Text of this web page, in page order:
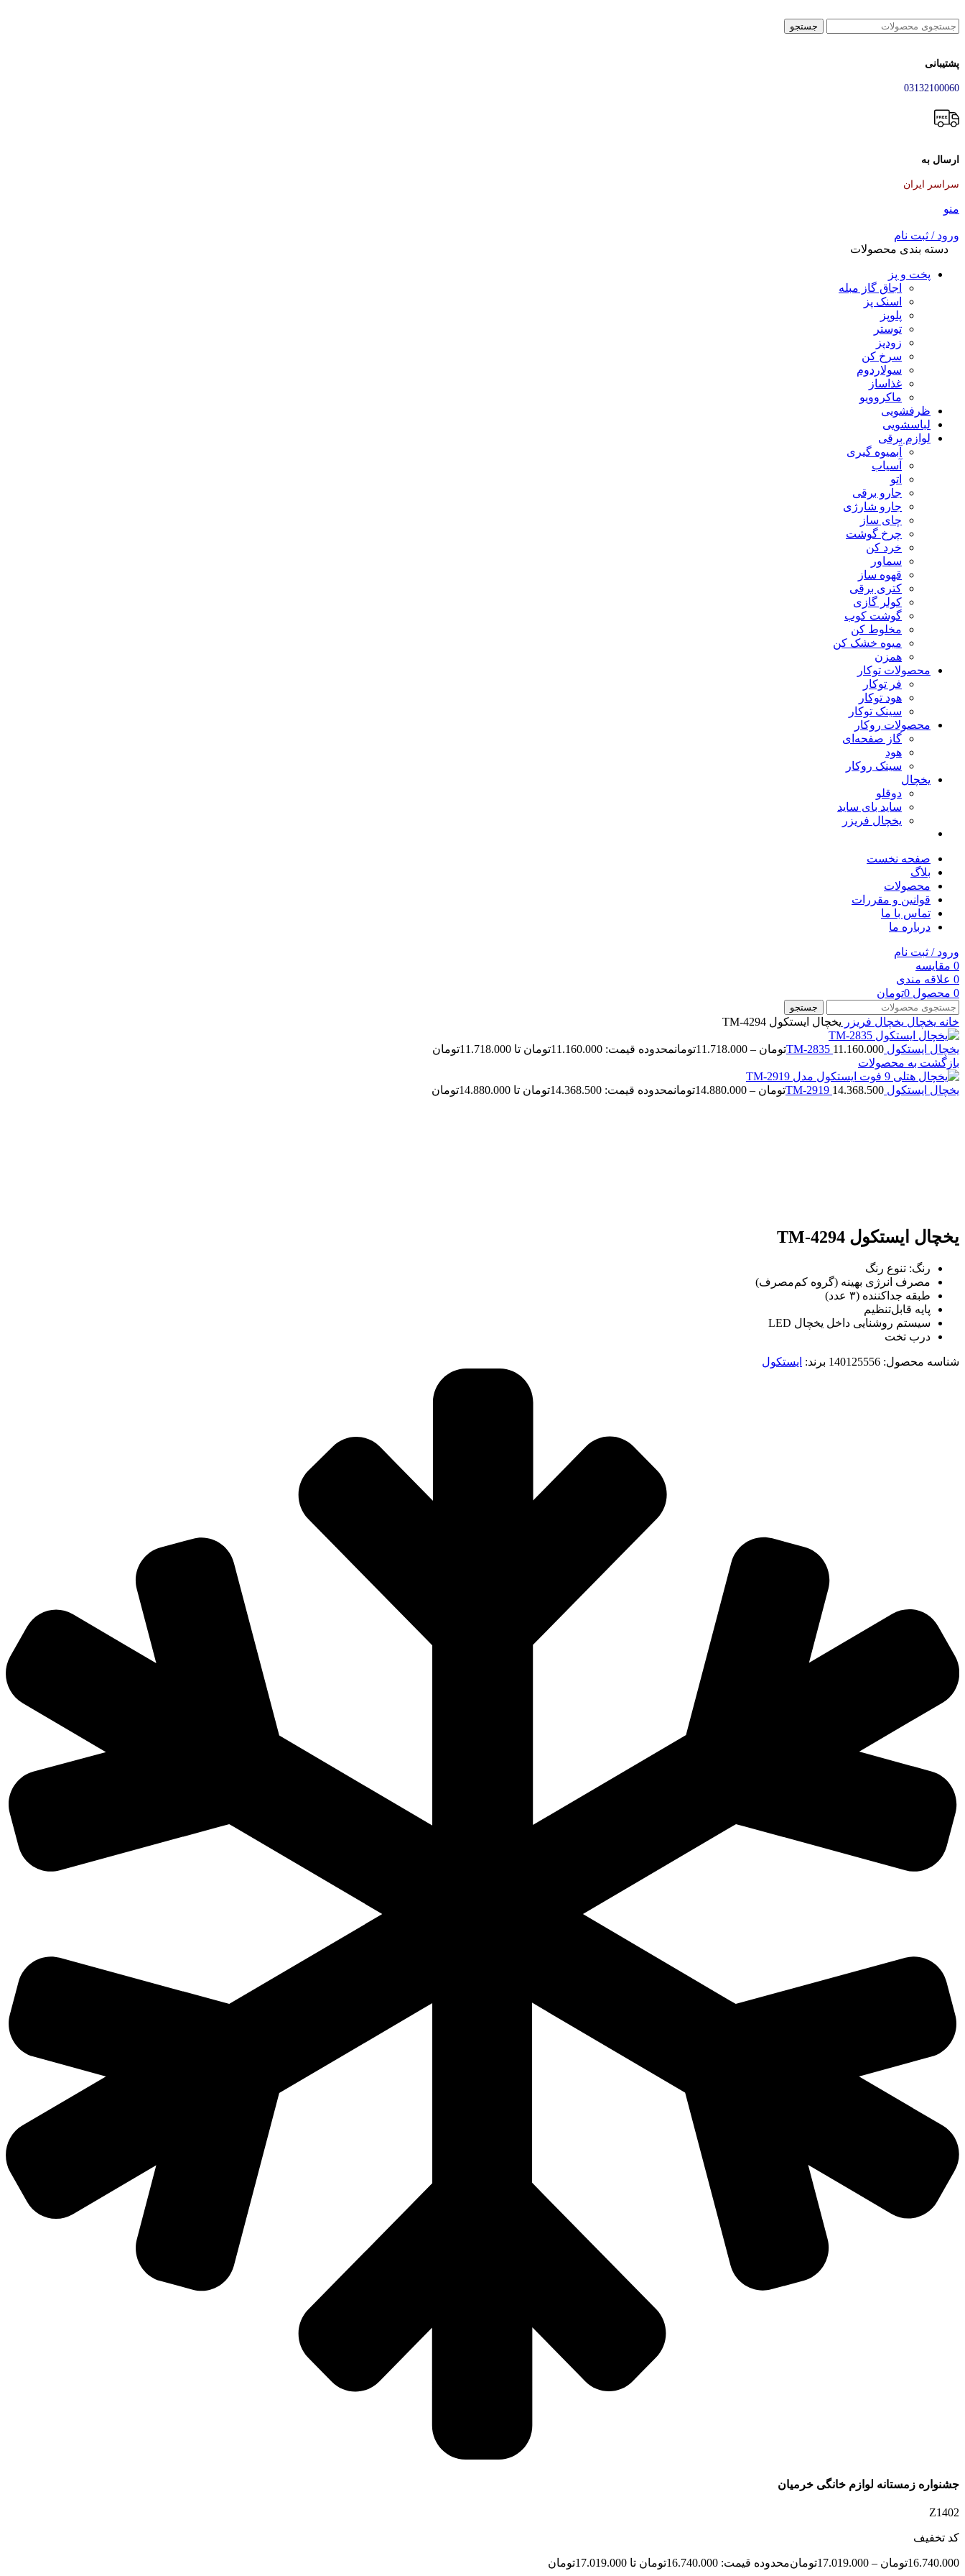
جستجو
پشتیبانی
03132100060
ارسال به
سراسر ایران
منو
ورود / ثبت نام
دسته بندی محصولات
پخت و پز
اجاق گاز مبله
اسنک پز
پلوپز
توستر
زودپز
سرخ کن
سولاردوم
غذاساز
ماکروویو
ظرفشویی
لباسشویی
لوازم برقی
آبمیوه گیری
آسیاب
اتو
جارو برقی
جارو شارژی
چای ساز
چرخ گوشت
خرد کن
سماور
قهوه ساز
کتری برقی
کولر گازی
گوشت کوب
مخلوط کن
میوه خشک کن
همزن
محصولات توکار
فر توکار
هود توکار
سینک توکار
محصولات روکار
گاز صفحه‌ای
هود
سینک روکار
یخچال
دوقلو
ساید بای ساید
یخچال فریزر
صفحه نخست
بلاگ
محصولات
قوانین و مقررات
تماس با ما
درباره ما
ورود / ثبت نام
0 مقایسه
0 علاقه مندی
0 محصول 0تومان
جستجو
خانه یخچال یخچال فریزر یخچال ایستکول TM-4294
یخچال ایستکول TM-2835 11.160.000 تومان –
11.718.000تومانمحدوده قیمت: 11.160.000تومان تا 11.718.000تومان
بازگشت به محصولات
یخچال ایستکول TM-2919 14.368.500 تومان –
14.880.000تومانمحدوده قیمت: 14.368.500تومان تا 14.880.000تومان
یخچال ایستکول TM-4294
رنگ: تنوع رنگ
مصرف انرژی بهینه (گروه کم‌مصرف)
طبقه جداکننده (۳ عدد)
پایه قابل‌تنظیم
سیستم روشنایی داخل یخچال LED
درب تخت
شناسه محصول: 140125556 برند: ایستکول
جشنواره زمستانه لوازم خانگی خرمیان
Z1402
کد تخفیف
16.740.000تومان –
17.019.000تومانمحدوده قیمت: 16.740.000تومان تا 17.019.000تومان